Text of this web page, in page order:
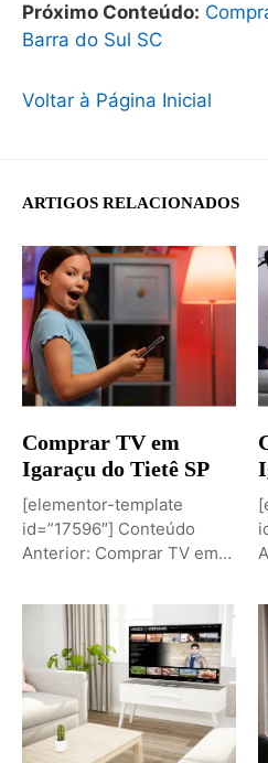
Próximo Conteúdo:
Barra do Sul SC
Voltar à Página Inicial
ARTIGOS RELACIONADOS
Comprar TV em
Igaraçu do Tietê SP
[elementor-template
id=”17596″] Conteúdo
Anterior: Comprar TV em
Conteúdo: Sobremesa de...